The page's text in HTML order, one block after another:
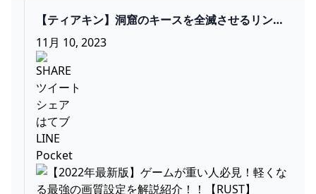
【ティアキン】洞窟のキースを全滅させるリンク
【ゼルダの伝説 ティアーズ オブ ザ キングダム】 -
ゲームニュース - POTALI.JP
11月 10, 2023
SHARE
ツイート
シェア
はてブ
LINE
Pocket